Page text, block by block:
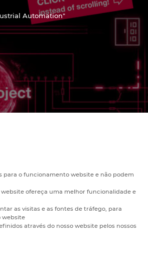
Automation"
Práticas
para o funcionamento website e não podem
ofereça uma melhor funcionalidade e
as visitas e as fontes de tráfego, para
website
através do nosso website pelos nossos